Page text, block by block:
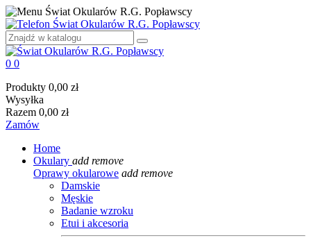
0 0
Produkty 0,00 zł
Wysyłka
Razem 0,00 zł
Zamów
Home
Okulary add remove
Oprawy okularowe add remove
Damskie
Męskie
Badanie wzroku
Etui i akcesoria